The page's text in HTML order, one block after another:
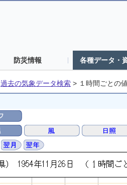
防災情報 各種データ・
過去の気象データ検索 > １時間ごとの